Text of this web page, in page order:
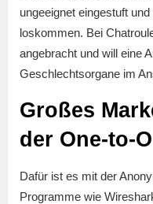
ungeeignet eingestuft
loskommen. Bei
angebracht und will eine
Geschlechtsorgane im
Großes
der One-to-
Dafür ist es mit der
Programme wie